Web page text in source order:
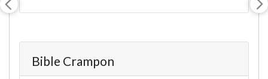
Bible Crampon